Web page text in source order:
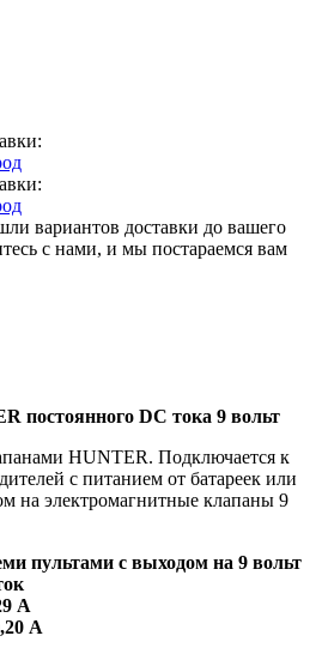
вариантов доставки до вашего
с нами, и мы постараемся вам
постоянного DC тока 9 вольт
HUNTER. Подключается к
с питанием от батареек или
на электромагнитные клапаны 9
пультами с выходом на 9 вольт
А
А